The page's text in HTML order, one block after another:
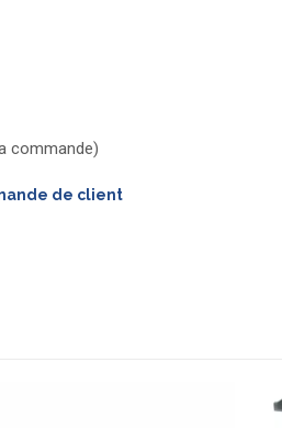
commande)
de client